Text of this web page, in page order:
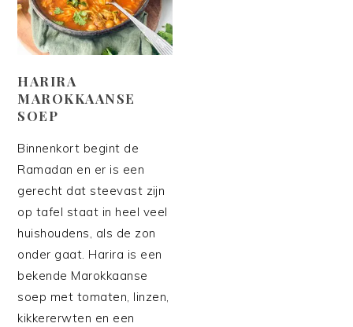
HARIRA
MAROKKAANSE
SOEP
Binnenkort begint de
Ramadan en er is een
gerecht dat steevast zijn
op tafel staat in heel veel
huishoudens, als de zon
onder gaat. Harira is een
bekende Marokkaanse
soep met tomaten, linzen,
kikkererwten en een